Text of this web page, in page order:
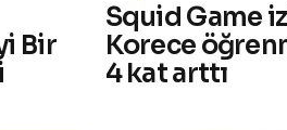
Bir
Squid Game
Korece
4 kat arttı